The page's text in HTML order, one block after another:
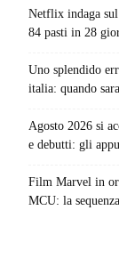
Netflix indaga
84 pasti in 28
Uno splendido
italia: quando
Agosto 2026 si
e debutti: gli
Film Marvel in
MCU: la